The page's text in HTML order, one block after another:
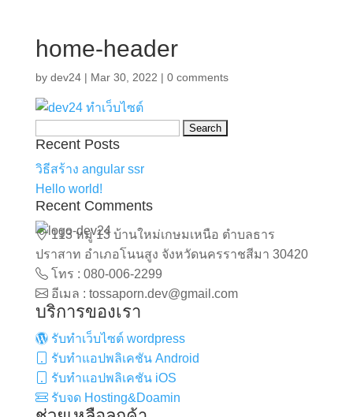
home-header
by dev24| Mar 30, 2022 | 0 comments
for:
Recent Posts
วิธีสร้าง angular ssr
Hello world!
Recent Comments
113 หมู่ 13 บ้านใหม่เกษมเหนือ ตำบลธาร
ปราสาท อำเภอโนนสูง จังหวัดนครราชสีมา 30420
โทร : 080-006-2299
อีเมล : tossaporn.dev@gmail.com
บริการของเรา
รับทำเว็บไซต์ wordpress
รับทำแอปพลิเคชัน Android
รับทำแอปพลิเคชัน iOS
รับจด Hosting&Doamin